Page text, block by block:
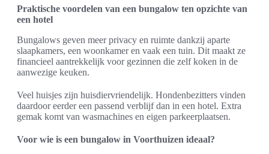
Praktische voordelen van een bungalow ten opzichte van
een hotel
Bungalows geven meer privacy en ruimte dankzij aparte
slaapkamers, een woonkamer en vaak een tuin. Dit maakt ze
financieel aantrekkelijk voor gezinnen die zelf koken in de
aanwezige keuken.
Veel huisjes zijn huisdiervriendelijk. Hondenbezitters vinden
daardoor eerder een passend verblijf dan in een hotel. Extra
gemak komt van wasmachines en eigen parkeerplaatsen.
Voor wie is een bungalow in Voorthuizen ideaal?